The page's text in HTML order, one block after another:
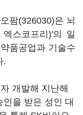
팜(326030)은 뇌
스코프리)'의 일
품공업과 기술수
.
개발해 지난해
을 받은 성인 대